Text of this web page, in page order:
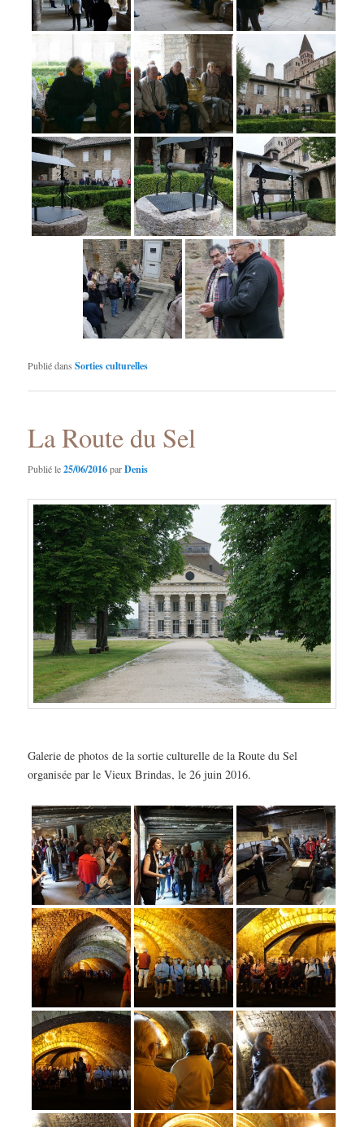
Publié dans Sorties culturelles
La Route du Sel
Publié le25/06/2016parDenis
Galerie de photos de la sortie culturelle de la Route du Sel
organisée par le Vieux Brindas, le 26 juin 2016.